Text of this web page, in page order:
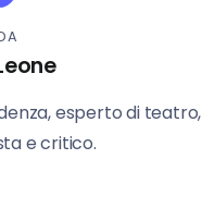
esperto di teatro,
e critico.